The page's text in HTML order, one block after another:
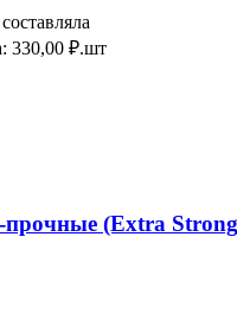
330,00 ₽.шт
прочные (Extra